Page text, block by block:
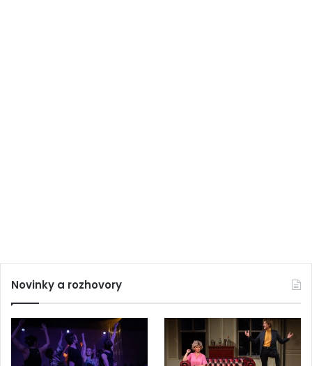
Novinky a rozhovory